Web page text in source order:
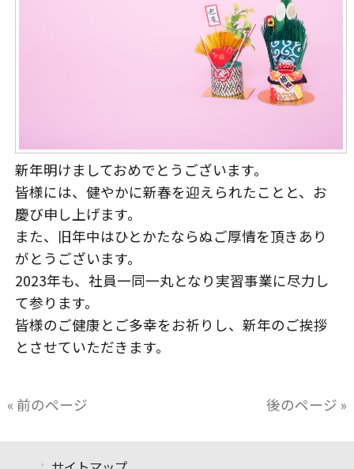
新年明けましておめでとうございます。
皆様には、健やかに新春を迎えられたことと、お
慶び申し上げます。
また、旧年中はひとかたならぬご厚情を頂きあり
がとうございます。
2023年も、社員一同一丸となり実習事業に尽力し
て参ります。
皆様のご健康とご多幸をお祈りし、新年のご挨拶
とさせていただきます。
« 前のページ 後のページ »